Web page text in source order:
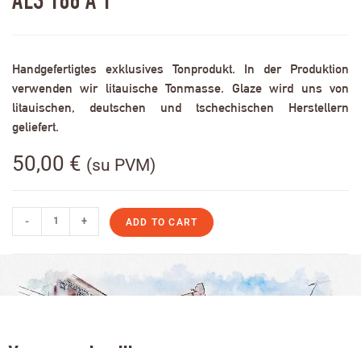
Handgefertigtes exklusives Tonprodukt. In der Produktion
verwenden wir litauische Tonmasse. Glaze wird uns von
litauischen, deutschen und tschechischen Herstellern
geliefert.
50,00 € (su PVM)
- + ADD TO CART